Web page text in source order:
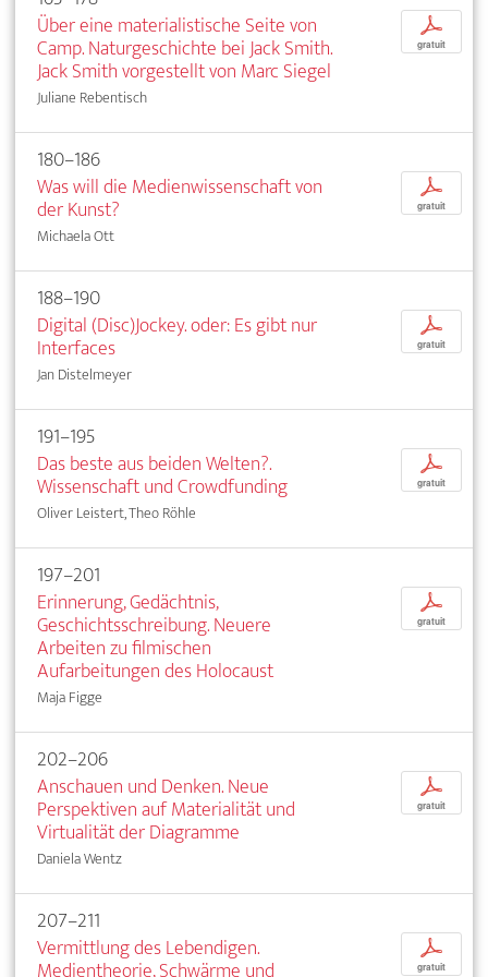
Über eine materialistische Seite von
Camp. Naturgeschichte bei Jack Smith.
Jack Smith vorgestellt von Marc Siegel
Juliane Rebentisch
p
gratuit
180–186
Was will die Medienwissenschaft von
der Kunst?
Michaela Ott
p
gratuit
188–190
Digital (Disc)Jockey. oder: Es gibt nur
Interfaces
Jan Distelmeyer
p
gratuit
191–195
Das beste aus beiden Welten?.
Wissenschaft und Crowdfunding
Oliver Leistert, Theo Röhle
p
gratuit
197–201
Erinnerung, Gedächtnis,
Geschichtsschreibung. Neuere
Arbeiten zu filmischen
Aufarbeitungen des Holocaust
Maja Figge
p
gratuit
202–206
Anschauen und Denken. Neue
Perspektiven auf Materialität und
Virtualität der Diagramme
Daniela Wentz
p
gratuit
207–211
Vermittlung des Lebendigen.
p
gratuit